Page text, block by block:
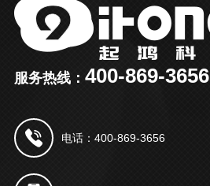
服务热线： 400-869-3656
电话：400-869-3656